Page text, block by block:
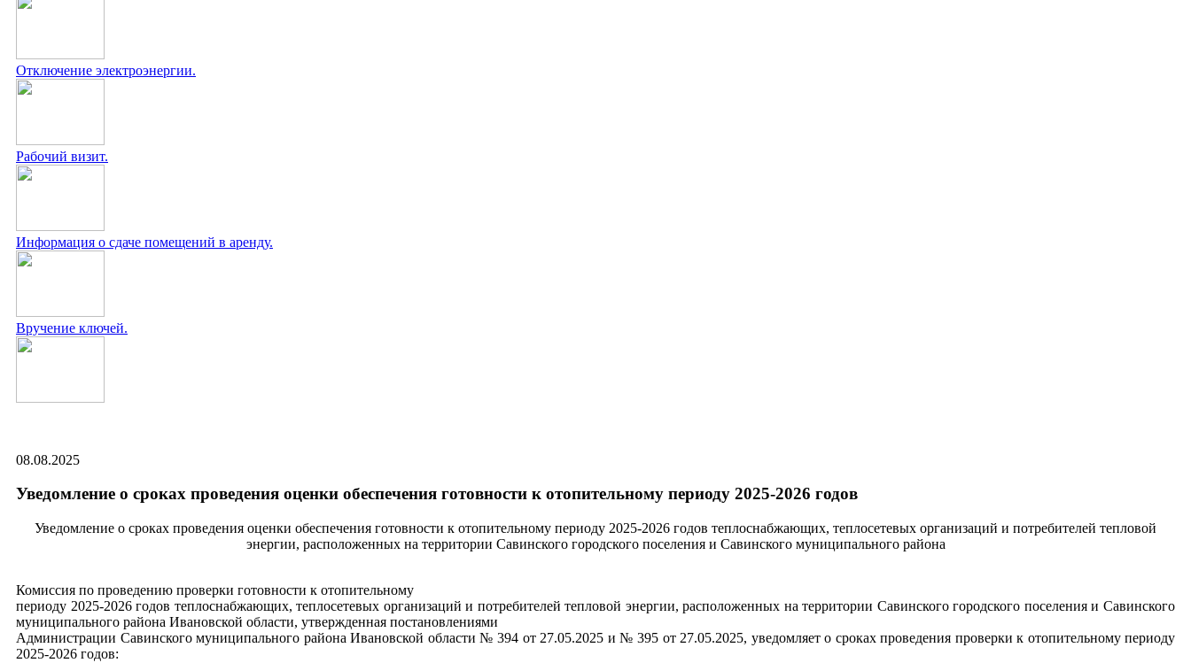
Отключение электроэнергии.
Рабочий визит.
Информация о сдаче помещений в аренду.
Вручение ключей.
08.08.2025
Уведомление о сроках проведения оценки обеспечения готовности к отопительному периоду 2025-2026 годов
Уведомление о сроках проведения оценки обеспечения готовности к отопительному периоду 2025-2026 годов теплоснабжающих, теплосетевых организаций и потребителей тепловой
энергии, расположенных на территории Савинского городского поселения и Савинского муниципального района
Комиссия по проведению проверки готовности к отопительному
периоду 2025-2026 годов теплоснабжающих, теплосетевых организаций и потребителей тепловой энергии, расположенных на территории Савинского городского поселения и Савинского
муниципального района Ивановской области, утвержденная постановлениями
Администрации Савинского муниципального района Ивановской области № 394 от 27.05.2025 и № 395 от 27.05.2025, уведомляет о сроках проведения проверки к отопительному периоду
2025-2026 годов: